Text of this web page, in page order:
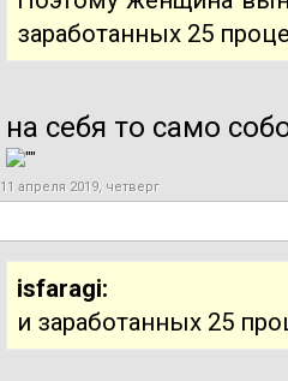
заработанных 25
на себя то само
11 апреля 2019, четверг
isfaragi:
и заработанных 25